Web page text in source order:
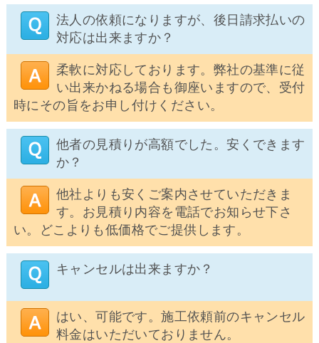
法人の依頼になりますが、後日請求払いの
対応は出来ますか？
柔軟に対応しております。弊社の基準に従
い出来かねる場合も御座いますので、受付
時にその旨をお申し付けください。
他者の見積りが高額でした。安くできます
か？
他社よりも安くご案内させていただきま
す。お見積り内容を電話でお知らせ下さ
い。どこよりも低価格でご提供します。
キャンセルは出来ますか？
はい、可能です。施工依頼前のキャンセル
料金はいただいておりません。